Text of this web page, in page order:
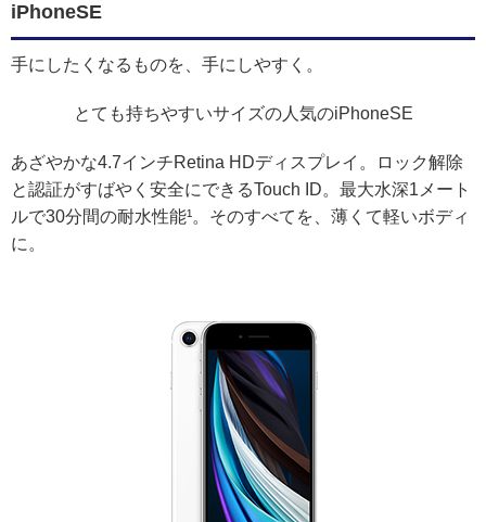
iPhoneSE
手にしたくなるものを、手にしやすく。
とても持ちやすいサイズの人気のiPhoneSE
あざやかな4.7インチRetina HDディスプレイ。ロック解除
と認証がすばやく安全にできるTouch ID。最大水深1メート
ルで30分間の耐水性能¹。そのすべてを、薄くて軽いボディ
に。